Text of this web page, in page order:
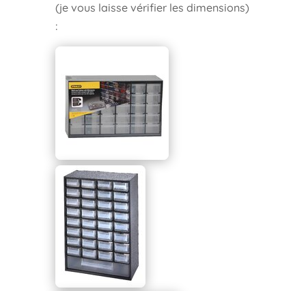
(je vous laisse vérifier les dimensions)
: